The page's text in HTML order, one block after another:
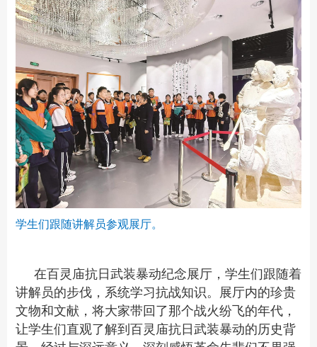
学生们跟随讲解员参观展厅。
在百灵庙抗日武装暴动纪念展厅，学生们跟随着
讲解员的步伐，系统学习抗战知识。展厅内的珍贵
文物和文献，将大家带回了那个战火纷飞的年代，
让学生们直观了解到百灵庙抗日武装暴动的历史背